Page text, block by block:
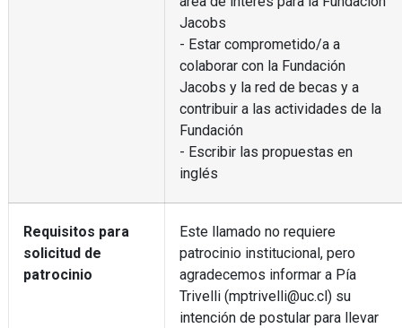
Jacobs
- Estar comprometido/a a
colaborar con la Fundación
Jacobs y la red de becas y a
contribuir a las actividades de la
Fundación
- Escribir las propuestas en
inglés
Requisitos para
solicitud de
patrocinio
Este llamado no requiere
patrocinio institucional, pero
agradecemos informar a Pía
Trivelli (mptrivelli@uc.cl) su
intención de postular para llevar